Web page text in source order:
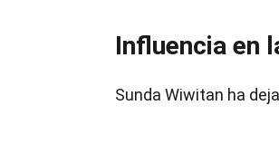
Influencia en
Sunda Wiwitan ha